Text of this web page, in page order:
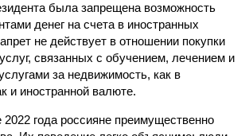
была запрещена возможность
денег на счета в иностранных
не действует в отношении покупки
связанных с обучением, лечением и
за недвижимость, как в
и иностранной валюте.
года россияне преимущественно